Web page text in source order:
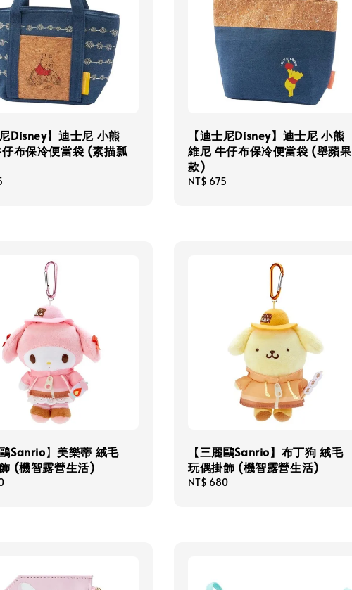
尼Disney】迪士尼 小熊
布保冷便當袋 (素描瓢
【迪士尼Disney】迪士尼 小熊
維尼 牛仔布保冷便當袋 (舉蘋果
款)
Regular
NT$ 675
鷗Sanrio】美樂蒂 絨毛
(機智露營生活)
【三麗鷗Sanrio】布丁狗 絨毛
玩偶掛飾 (機智露營生活)
Regular
NT$ 680